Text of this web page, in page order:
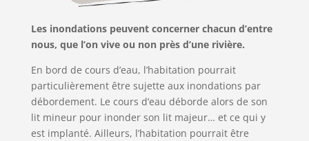
Les inondations peuvent concerner chacun d’entre
nous, que l’on vive ou non près d’une rivière.
En bord de cours d’eau, l’habitation pourrait
particulièrement être sujette aux inondations par
débordement. Le cours d’eau déborde alors de son
lit mineur pour inonder son lit majeur… et ce qui y
est implanté. Ailleurs, l’habitation pourrait être